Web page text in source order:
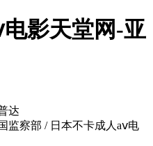
电影天堂网-亚
达
监察部 / 日本不卡成人aⅴ电